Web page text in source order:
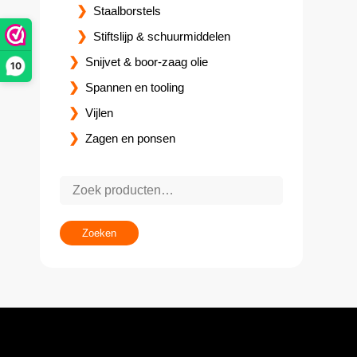
10
Staalborstels
Stiftslijp & schuurmiddelen
Snijvet & boor-zaag olie
Spannen en tooling
Vijlen
Zagen en ponsen
Zoeken